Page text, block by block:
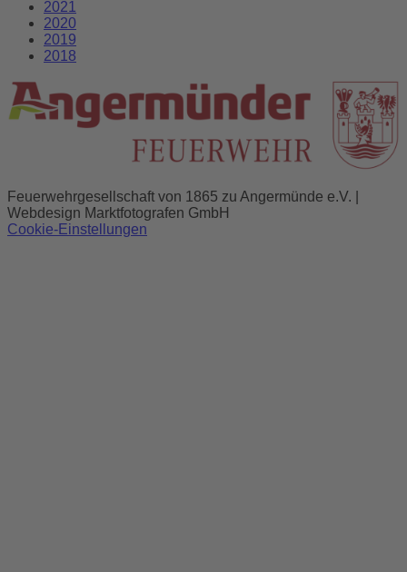
2021
2020
2019
2018
Feuerwehrgesellschaft von 1865 zu Angermünde e.V. |
Webdesign Marktfotografen GmbH
Cookie-Einstellungen